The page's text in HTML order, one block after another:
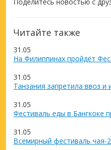
Читайте также
31.05
На Филиппинах пройдёт
31.05
Танзания запретила ввоз и
31.05
Фестиваль еды в Бангкоке
31.05
Всемирный фестиваль чая-